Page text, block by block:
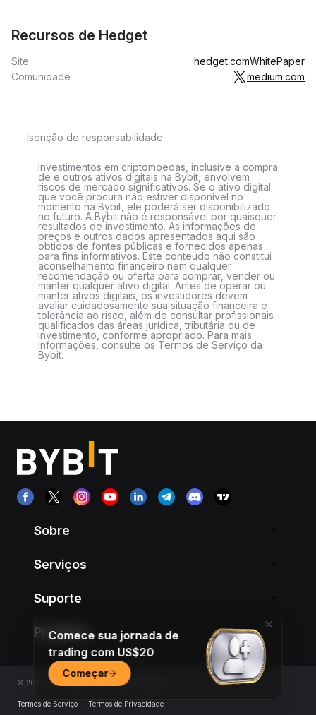
Recursos de Hedget
Site hedget.comWhitePaper
Comunidade
medium.com
Isenção de responsabilidade
Investimentos em criptomoedas, inclusive a compra
de e outros ativos digitais na Bybit, envolvem
riscos de mercado significativos. Se o ativo digital
que você procura não estiver disponível no
momento na Bybit, ele poderá ser disponibilizado
no futuro. A Bybit não é responsável por quaisquer
resultados de investimento. As informações de
preços e outros dados apresentados aqui são
obtidos de fontes públicas e fornecidos apenas
para fins informativos. Este conteúdo não constitui
aconselhamento financeiro nem qualquer
recomendação ou oferta para comprar, vender ou
manter qualquer ativo digital. Antes de operar ou
manter ativos digitais, os investidores devem
avaliar cuidadosamente sua situação financeira e
tolerância ao risco, além de consultar profissionais
qualificados das áreas jurídica, tributária ou de
investimento, conforme apropriado. Para mais
informações, consulte os Termos de Serviço da
Bybit.
Sobre
Serviços
Suporte
Produtos
© 2018-2026 Bybit.com. All rights reserved.
Termos de Serviço Termos de Privacidade
Comece sua jornada de
trading com US$20
Começar